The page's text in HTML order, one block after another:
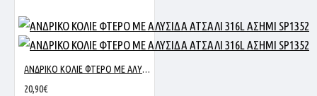
ΑΝΔΡΙΚΟ ΚΟΛΙΕ ΦΤΕΡΟ ΜΕ ΑΛΥΣΙΔΑ ΑΤΣΑΛΙ 316L ΑΣΗΜΙ SP1352
20,90€